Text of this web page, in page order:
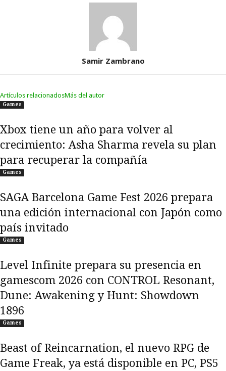
Samir Zambrano
Artículos relacionadosMás del autor
Games
Xbox tiene un año para volver al
crecimiento: Asha Sharma revela su plan
para recuperar la compañía
Games
SAGA Barcelona Game Fest 2026 prepara
una edición internacional con Japón como
país invitado
Games
Level Infinite prepara su presencia en
gamescom 2026 con CONTROL Resonant,
Dune: Awakening y Hunt: Showdown
1896
Games
Beast of Reincarnation, el nuevo RPG de
Game Freak, ya está disponible en PC, PS5